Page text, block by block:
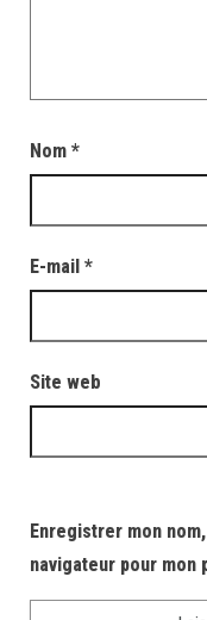
Nom *
E-mail *
Site web
Enregistrer mon
navigateur pour mon